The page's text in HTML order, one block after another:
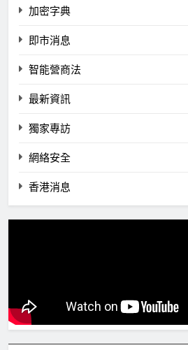
加密字典
即市消息
智能營商法
最新資訊
獨家專訪
網絡安全
香港消息